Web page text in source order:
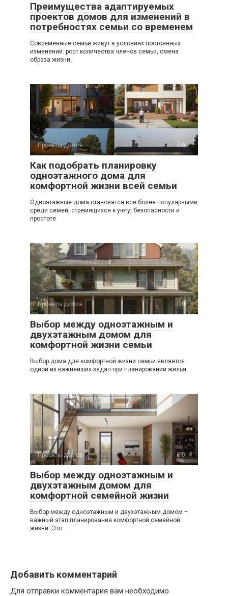
Преимущества адаптируемых
проектов домов для изменений в
потребностях семьи со временем
Современные семьи живут в условиях постоянных
изменений: рост количества членов семьи, смена
образа жизни,
Проекты домов 0
Как подобрать планировку
одноэтажного дома для
комфортной жизни всей семьи
Одноэтажные дома становятся все более популярными
среди семей, стремящихся к уюту, безопасности и
простоте
Проекты домов 0
Выбор между одноэтажным и
двухэтажным домом для
комфортной жизни семьи
Выбор дома для комфортной жизни семьи является
одной из важнейших задач при планировании жилья.
Проекты домов 0
Выбор между одноэтажным и
двухэтажным домом для
комфортной семейной жизни
Выбор между одноэтажным и двухэтажным домом –
важный этап планирования комфортной семейной
жизни. Это
Добавить комментарий
Для отправки комментария вам необходимо